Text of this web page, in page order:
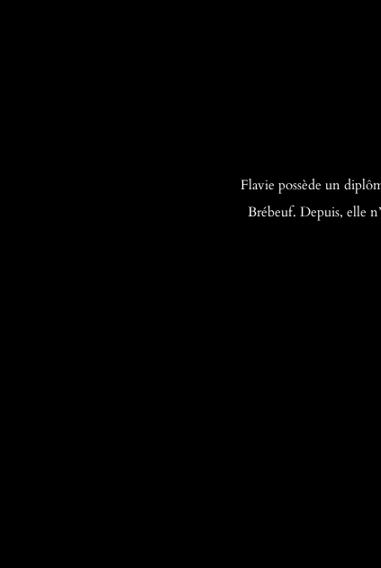
Flavie possède un
Brébeuf. Depuis, elle